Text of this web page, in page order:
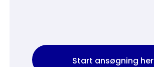
Start ansøgning her